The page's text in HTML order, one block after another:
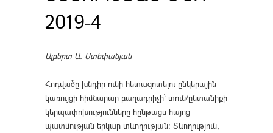
2019-4
Ալբերտ Ա. Ստեփանյան
Հոդվածը խնդիր ունի հետազոտելու ընկերային
կառույցի հիմնարար բաղադրիչի՝ տուն/ընտանիքի
կերպափոխությունները հընթացս հայոց
պատմության երկար տևողության: Տևողություն,